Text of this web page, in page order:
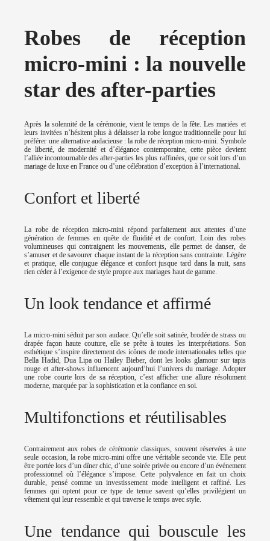
Robes de réception
micro-mini : la nouvelle
star des after-parties
Après la solennité de la cérémonie, vient le temps de la fête. Les mariées et
leurs invitées n’hésitent plus à délaisser la robe longue traditionnelle pour lui
préférer une alternative audacieuse : la robe de réception micro-mini. Symbole
de liberté, de modernité et d’élégance contemporaine, cette pièce devient
l’alliée incontournable des after-parties les plus raffinées, que ce soit lors d’un
mariage de luxe en France ou d’une célébration d’exception à l’international.
Confort et liberté
La robe de réception micro-mini répond parfaitement aux attentes d’une
génération de femmes en quête de fluidité et de confort. Loin des robes
volumineuses qui contraignent les mouvements, elle permet de danser, de
s’amuser et de savourer chaque instant de la réception sans contrainte. Légère
et pratique, elle conjugue élégance et confort jusque tard dans la nuit, sans
rien céder à l’exigence de style propre aux mariages haut de gamme.
Un look tendance et affirmé
La micro-mini séduit par son audace. Qu’elle soit satinée, brodée de strass ou
drapée façon haute couture, elle se prête à toutes les interprétations. Son
esthétique s’inspire directement des icônes de mode internationales telles que
Bella Hadid, Dua Lipa ou Hailey Bieber, dont les looks glamour sur tapis
rouge et after-shows influencent aujourd’hui l’univers du mariage. Adopter
une robe courte lors de sa réception, c’est afficher une allure résolument
moderne, marquée par la sophistication et la confiance en soi.
Multifonctions et réutilisables
Contrairement aux robes de cérémonie classiques, souvent réservées à une
seule occasion, la robe micro-mini offre une véritable seconde vie. Elle peut
être portée lors d’un dîner chic, d’une soirée privée ou encore d’un événement
professionnel où l’élégance s’impose. Cette polyvalence en fait un choix
durable, pensé comme un investissement mode intelligent et raffiné. Les
femmes qui optent pour ce type de tenue savent qu’elles privilégient un
vêtement qui leur ressemble et qui traverse le temps avec style.
Une tendance qui bouscule les